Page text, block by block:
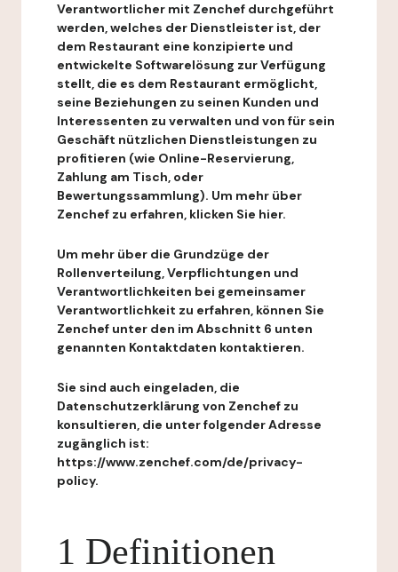
Verantwortlicher mit Zenchef durchgeführt
werden, welches der Dienstleister ist, der
dem Restaurant eine konzipierte und
entwickelte Softwarelösung zur Verfügung
stellt, die es dem Restaurant ermöglicht,
seine Beziehungen zu seinen Kunden und
Interessenten zu verwalten und von für sein
Geschäft nützlichen Dienstleistungen zu
profitieren (wie Online-Reservierung,
Zahlung am Tisch, oder
Bewertungssammlung). Um mehr über
Zenchef zu erfahren, klicken Sie hier.
Um mehr über die Grundzüge der
Rollenverteilung, Verpflichtungen und
Verantwortlichkeiten bei gemeinsamer
Verantwortlichkeit zu erfahren, können Sie
Zenchef unter den im Abschnitt 6 unten
genannten Kontaktdaten kontaktieren.
Sie sind auch eingeladen, die
Datenschutzerklärung von Zenchef zu
konsultieren, die unter folgender Adresse
zugänglich ist:
https://www.zenchef.com/de/privacy-
policy.
1 Definitionen